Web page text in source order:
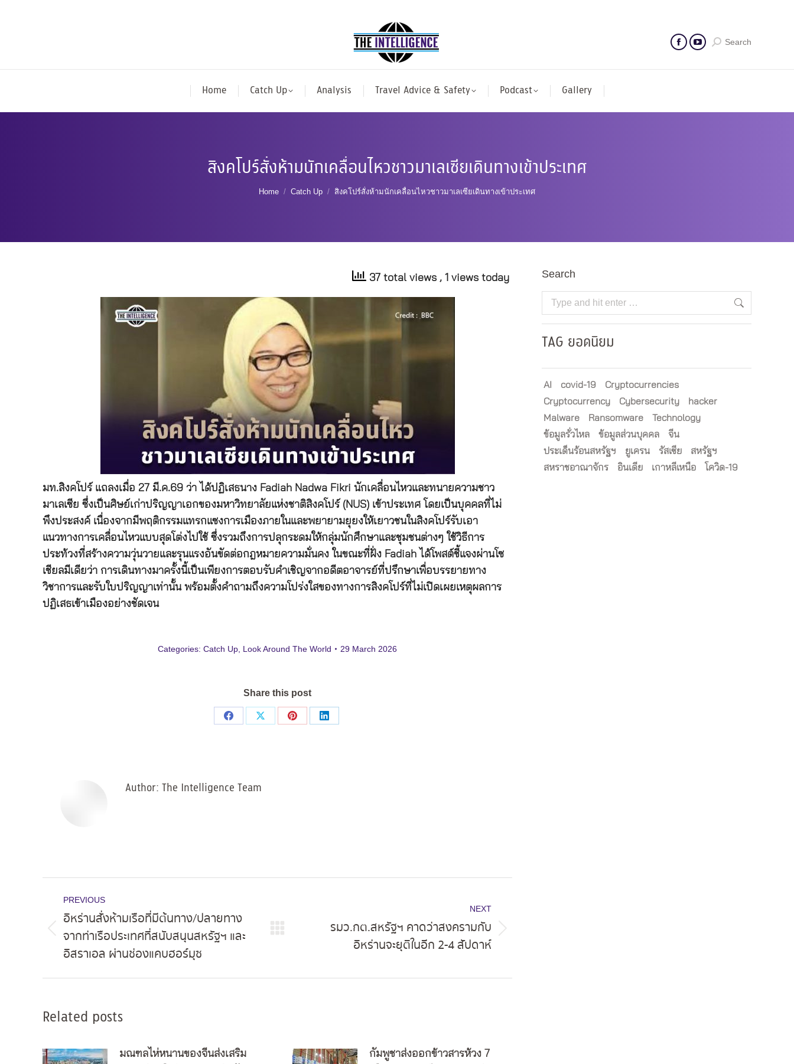
Search
Home Catch Up Analysis Travel Advice & Safety Podcast Gallery
สิงคโปร์สั่งห้ามนักเคลื่อนไหวชาวมาเลเซียเดินทางเข้าประเทศ
You are here:
Home Catch Up สิงคโปร์สั่งห้ามนักเคลื่อนไหวชาวมาเลเซียเดินทางเข้าประเทศ
37 total views , 1 views today
มท.สิงคโปร์ แถลงเมื่อ 27 มี.ค.69 ว่า ได้ปฏิเสธนาง Fadiah Nadwa Fikri นักเคลื่อนไหวและทนายความชาว
มาเลเซีย ซึ่งเป็นศิษย์เก่าปริญญาเอกของมหาวิทยาลัยแห่งชาติสิงคโปร์ (NUS) เข้าประเทศ โดยเป็นบุคคลที่ไม่
พึงประสงค์ เนื่องจากมีพฤติกรรมแทรกแซงการเมืองภายในและพยายามยุยงให้เยาวชนในสิงคโปร์รับเอา
แนวทางการเคลื่อนไหวแบบสุดโต่งไปใช้ ซึ่งรวมถึงการปลุกระดมให้กลุ่มนักศึกษาและชุมชนต่างๆ ใช้วิธีการ
ประท้วงที่สร้างความวุ่นวายและรุนแรงอันขัดต่อกฎหมายความมั่นคง ในขณะที่ฝั่ง Fadiah ได้โพสต์ชี้แจงผ่านโซ
เชียลมีเดียว่า การเดินทางมาครั้งนี้เป็นเพียงการตอบรับคำเชิญจากอดีตอาจารย์ที่ปรึกษาเพื่อบรรยายทาง
วิชาการและรับใบปริญญาเท่านั้น พร้อมตั้งคำถามถึงความโปร่งใสของทางการสิงคโปร์ที่ไม่เปิดเผยเหตุผลการ
ปฏิเสธเข้าเมืองอย่างชัดเจน
Categories: Catch Up Look Around The World 29 March 2026
Share this post
Share
Share
Share
Share
Author: The Intelligence Team
navigation
PREVIOUS
Previous
post:
อิหร่านสั่งห้ามเรือที่มีต้นทาง/ปลายทาง
จากท่าเรือประเทศที่สนับสนุนสหรัฐฯ และ
อิสราเอล ผ่านช่องแคบฮอร์มุซ
NEXT
รมว.กต.สหรัฐฯ คาดว่าสงครามกับ
อิหร่านจะยุติในอีก 2-4 สัปดาห์
Related posts
มณฑลไห่หนานของจีนส่งเสริม
กัมพูชาส่งออกข้าวสารห้วง 7
Search
Search:
TAG ยอดนิยม
AI covid-19
Cryptocurrencies
Cryptocurrency
Cybersecurity
hacker
Malware
Ransomware
Technology
ข้อมูลรั่วไหล
ข้อมูลส่วนบุคคล
จีน
ประเด็นร้อนสหรัฐฯ
ยูเครน รัสเซีย
สหรัฐฯ
สหราชอาณาจักร
อินเดีย เกาหลีเหนือ โควิด-19